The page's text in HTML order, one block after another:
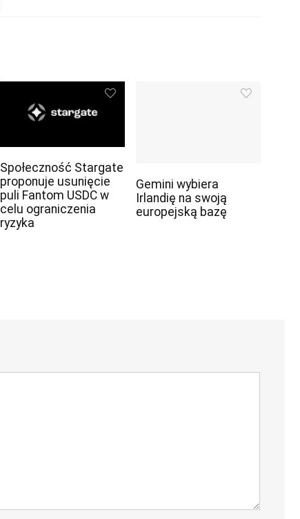
Społeczność Stargate
proponuje usunięcie
puli Fantom USDC w
celu ograniczenia
ryzyka
Gemini wybiera
Irlandię na swoją
europejską bazę